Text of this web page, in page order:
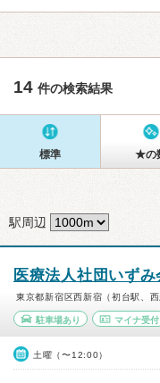
14 件の検索結果
標準 ★の
駅周辺
医療法人社団いず
東京都新宿区西新宿（初台駅、
駐車場あり マイナ受付
土曜（〜12:00）